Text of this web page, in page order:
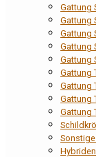
Gattung
Gattung
Gattung
Gattung
Gattung
Gattung
Gattung
Gattung
Gattung
Hybriden